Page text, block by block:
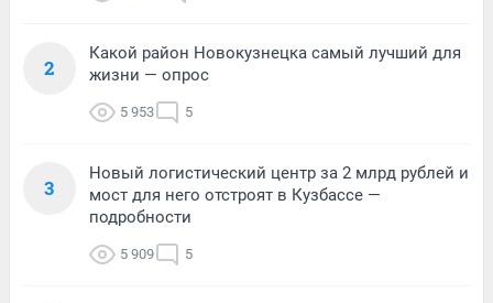
2
Какой район Новокузнецка самый лучший для
жизни — опрос
5 953 5
3
Новый логистический центр за 2 млрд рублей и
мост для него отстроят в Кузбассе —
подробности
5 909 5